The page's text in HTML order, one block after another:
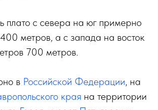
плато с севера на юг примерно
метров, а с запада на восток
700 метров.
в Российской Федерации, на
края на территории